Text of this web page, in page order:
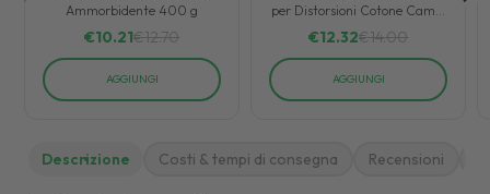
Ammorbidente 400 g
€10.21€12.70
AGGIUNGI
per Distorsioni Cotone Camel
Taglia 2
€12.32€14.00
AGGIUNGI
Descrizione Costi & tempi di consegna Recensioni